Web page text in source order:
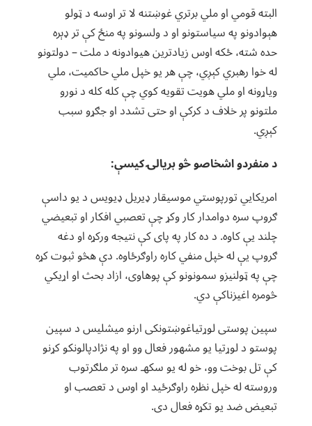
البته قومي او ملي برتري غوښتنه لا تر اوسه د ټولو
هېوادونو په سیاستونو او د ولسونو په منځ کې تر ډېره
حده شته، ځکه اوس زیادترین هیوادونه د ملت – دولتونو
له خوا رهبري کېږي، چې هر یو خپل ملي حاکمیت، ملي
ویاړونه او ملي هویت تقویه کوي چې کله کله د نورو
ملتونو پر خلاف د کرکې او حتی تشدد او جګړو سبب
کېږي.
د منفردو اشخاصو څو بریالۍ کیسې:
امریکايي تورپوستي موسیقار ډیریل ډیویس د یو داسې
ګروپ سره دوامدار کار وکړ چې تعصبي افکار او تبعیضي
چلند یې کاوه. د ده کار په پای کې نتیجه ورکړه او دغه
ګروپ یې له خپل منفي کاره راوګرځاوه. دې هڅو ثبوت کړه
چې په ټولنیزو سمونونو کې پوهاوی، ازاد بحث او اړیکي
څومره اغیزناکې دي.
سپین پوستی لوړتیاغوښتونکی ارنو میشلیس د سپین
پوستو د لوړتیا یو مشهور فعال وو او په نژادپالونکو کړنو
کې تل بوخت وو، خو له یو سکهـ سره تر ملګرتوب
وروسته له خپل نظره راوګرځید او اوس د تعصب او
تبعیض ضد یو تکړه فعال دی.